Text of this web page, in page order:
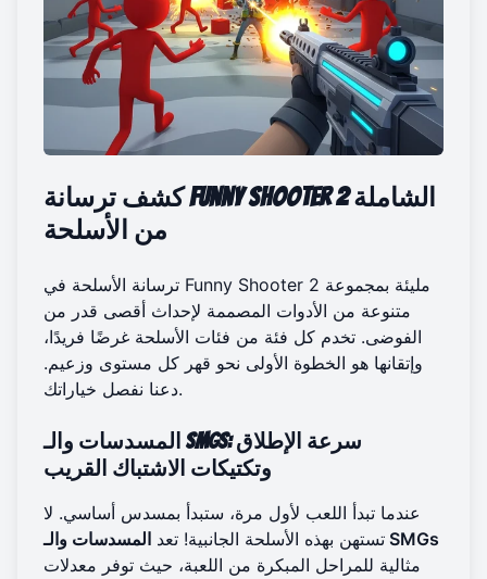
كشف ترسانة Funny Shooter 2 الشاملة
من الأسلحة
ترسانة الأسلحة في Funny Shooter 2 مليئة بمجموعة
متنوعة من الأدوات المصممة لإحداث أقصى قدر من
الفوضى. تخدم كل فئة من فئات الأسلحة غرضًا فريدًا،
وإتقانها هو الخطوة الأولى نحو قهر كل مستوى وزعيم.
دعنا نفصل خياراتك.
المسدسات والـ SMGs: سرعة الإطلاق
وتكتيكات الاشتباك القريب
عندما تبدأ اللعب لأول مرة، ستبدأ بمسدس أساسي. لا
تستهن بهذه الأسلحة الجانبية! تعد المسدسات والـ SMGs
مثالية للمراحل المبكرة من اللعبة، حيث توفر معدلات